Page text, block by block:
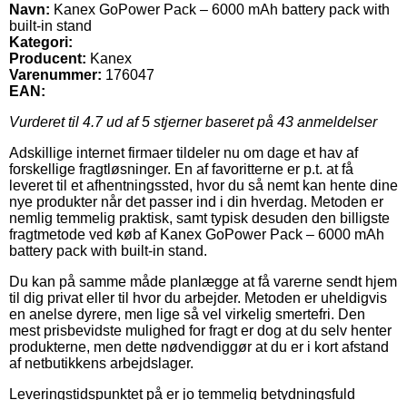
Navn: Kanex GoPower Pack – 6000 mAh battery pack with
built-in stand
Kategori:
Producent: Kanex
Varenummer: 176047
EAN:
Vurderet til 4.7ud af 5 stjerner baseret på 43 anmeldelser
Adskillige internet firmaer tildeler nu om dage et hav af
forskellige fragtløsninger. En af favoritterne er p.t. at få
leveret til et afhentningssted, hvor du så nemt kan hente dine
nye produkter når det passer ind i din hverdag. Metoden er
nemlig temmelig praktisk, samt typisk desuden den billigste
fragtmetode ved køb af Kanex GoPower Pack – 6000 mAh
battery pack with built-in stand.
Du kan på samme måde planlægge at få varerne sendt hjem
til dig privat eller til hvor du arbejder. Metoden er uheldigvis
en anelse dyrere, men lige så vel virkelig smertefri. Den
mest prisbevidste mulighed for fragt er dog at du selv henter
produkterne, men dette nødvendiggør at du er i kort afstand
af netbutikkens arbejdslager.
Leveringstidspunktet på er jo temmelig betydningsfuld